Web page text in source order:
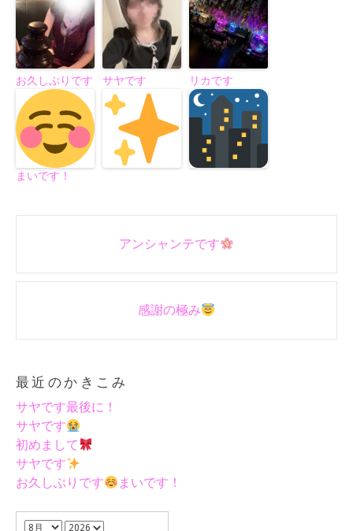
お久しぶりです
まいです！
サヤです リカです
navigationアンシャンテです
感謝の極み
最近のかきこみ
サヤです最後に！
サヤです
初めまして
サヤです
お久しぶりです
まいです！